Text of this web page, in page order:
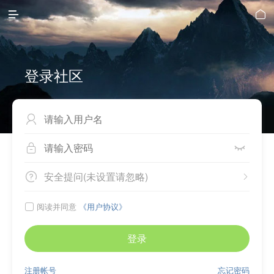
 
登录社区

 
 
安全提问(未设置请忽略)
 阅读并同意 《用户协议》
登录
忘记密码
注册帐号